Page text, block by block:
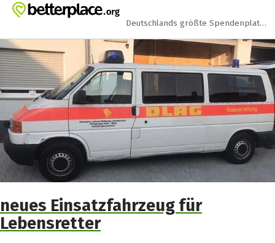
Zum Hauptinhalt springen
Erklärung zur Barrierefreiheit anzeigen
Deutschlands größte Spendenplattform
neues Einsatzfahrzeug für
Lebensretter